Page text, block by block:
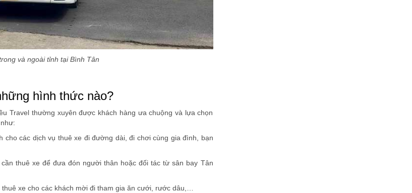
và ngoài tỉnh tại Bình Tân
hình thức nào?
Travel thường xuyên được khách hàng ưa chuộng và lựa chọn
các dịch vụ thuê xe đi đường dài, đi chơi cùng gia đình, bạn
thuê xe để đưa đón người thân hoặc đối tác từ sân bay Tân
xe cho các khách mời đi tham gia ăn cưới, rước dâu,…